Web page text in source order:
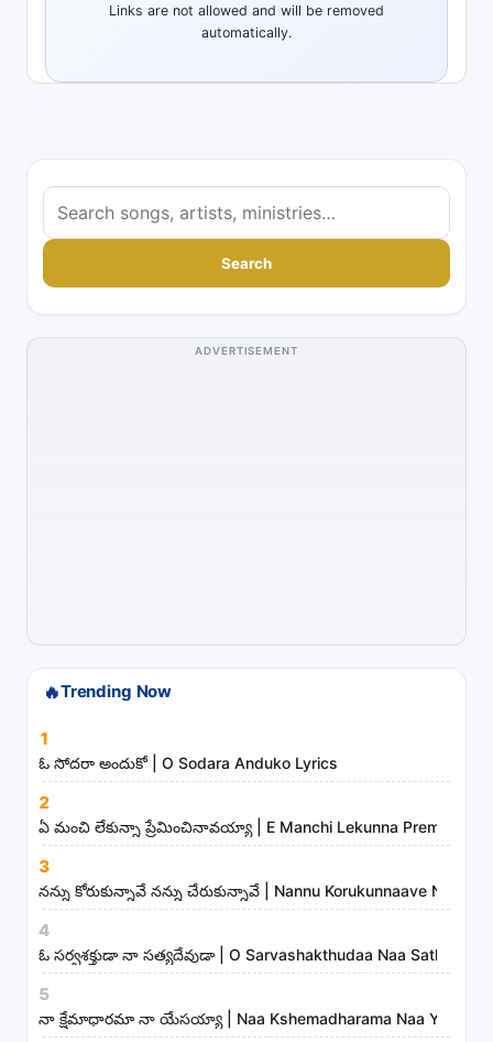
Links are not allowed and will be removed
automatically.
S
e
a
r
h
t
a
n
d
m
i
n
i
s
t
r
i
Search
ADVERTISEMENT
🔥Trending Now
1
ఓ సోదరా అందుకో | O Sodara Anduko Lyrics
2
ఏ మంచి లేకున్నా ప్రేమించినావయ్యా | E Manchi Lekunna
3
నన్ను కోరుకున్నావే నన్ను చేరుకున్నావే | Nannu Korukunnaave Nannu
4
ఓ సర్వశక్తుడా నా సత్యదేవుడా | O Sarvashakthudaa Naa
5
నా క్షేమాధారమా నా యేసయ్యా | Naa Kshemadharama Naa Yesayya